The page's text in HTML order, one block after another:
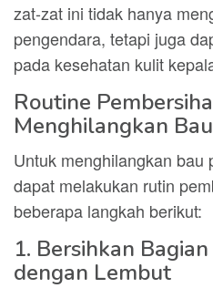
zat-zat ini tidak hanya
pengendara, tetapi juga
pada kesehatan kulit
Routine
Menghilangkan Bau
Untuk menghilangkan bau
dapat melakukan rutin
beberapa langkah berikut:
1. Bersihkan
dengan Lembut